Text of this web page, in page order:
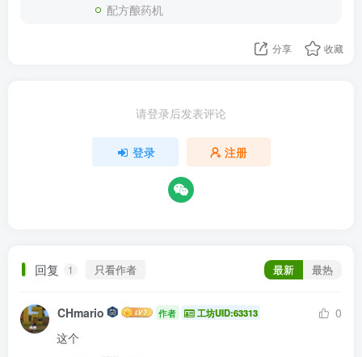
配方酿药机
分享 收藏
请登录后发表评论
登录 注册
回复 1 只看作者 最新 最热
CHmario 作者 工坊UID:63313
0
这个